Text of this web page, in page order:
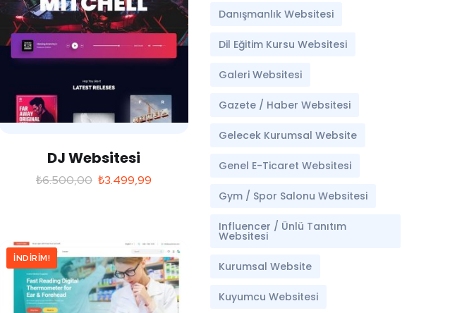
DJ Websitesi
₺6.500,00 ₺3.499,99
İNDIRIM!
Danışmanlık Websitesi
Dil Eğitim Kursu Websitesi
Galeri Websitesi
Gazete / Haber Websitesi
Gelecek Kurumsal Website
Genel E-Ticaret Websitesi
Gym / Spor Salonu Websitesi
Influencer / Ünlü Tanıtım
Websitesi
Kurumsal Website
Kuyumcu Websitesi